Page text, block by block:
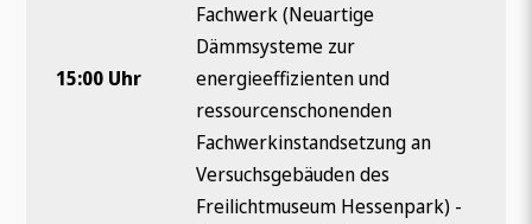
15:00 Uhr
Fachwerk (Neuartige
Dämmsysteme zur
energieeffizienten und
ressourcenschonenden
Fachwerkinstandsetzung an
Versuchsgebäuden des
Freilichtmuseum Hessenpark) -